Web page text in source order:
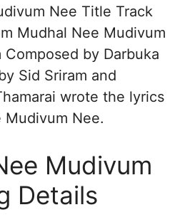
Nee Title Track
Mudhal Nee Mudivum
by Darbuka
Sid Sriram and
wrote the lyrics
Nee.
Mudivum
Details